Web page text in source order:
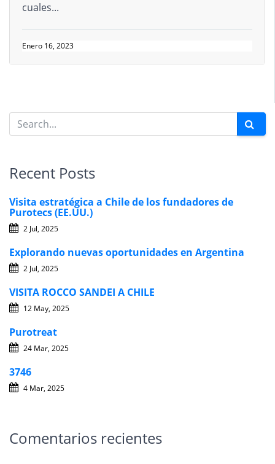
cuales...
Enero 16, 2023
Recent Posts
Visita estratégica a Chile de los fundadores de
Purotecs (EE.UU.)
2 Jul, 2025
Explorando nuevas oportunidades en Argentina
2 Jul, 2025
VISITA ROCCO SANDEI A CHILE
12 May, 2025
Purotreat
24 Mar, 2025
3746
4 Mar, 2025
Comentarios recientes